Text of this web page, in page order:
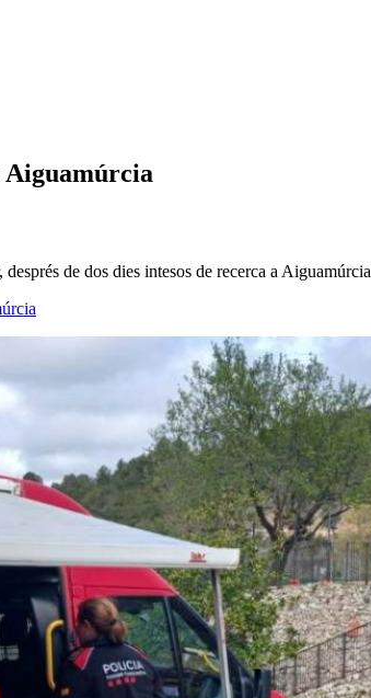
Aiguamúrcia
de dos dies intesos de recerca a Aiguamúrcia